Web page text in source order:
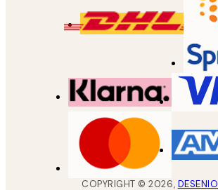
COPYRIGHT ©2026, DESENIO